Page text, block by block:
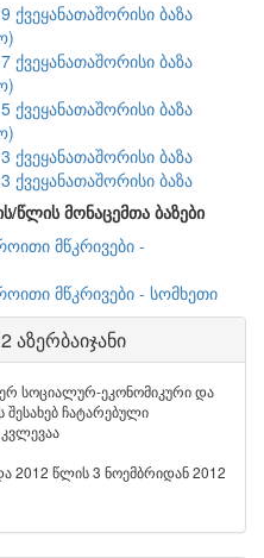
ქვეყანათაშორისი ბაზა
ქვეყანათაშორისი ბაზა
ქვეყანათაშორისი ბაზა
ქვეყანათაშორისი ბაზა
ქვეყანათაშორისი ბაზა
წლის მონაცემთა ბაზები
მწკრივები -
მწკრივები - სომხეთი
აზერბაიჯანი
სოციალურ-ეკონომიკური და
ჩატარებული
2012 წლის 3 ნოემბრიდან 2012